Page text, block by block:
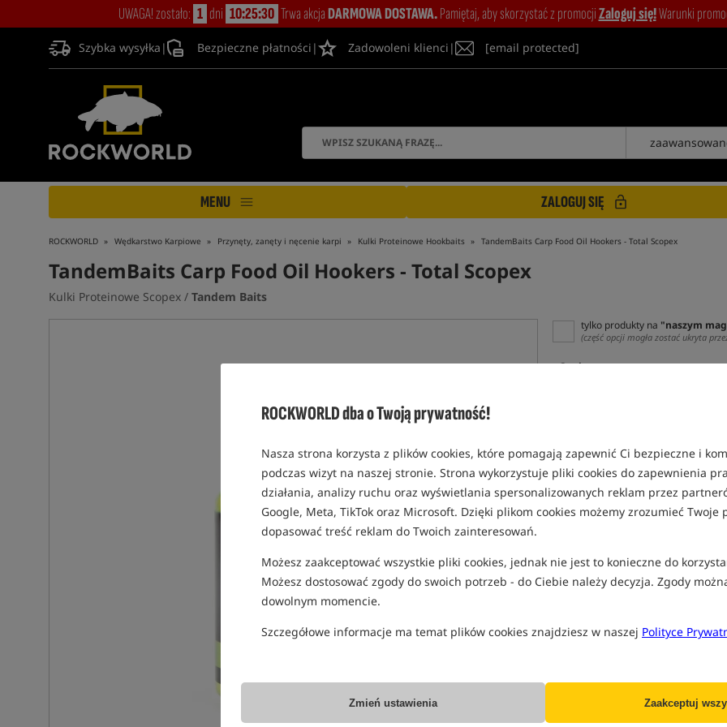
ROCKWORLD dba o Twoją prywatność!
Nasza strona korzysta z plików cookies, które pomagają zapewnić Ci bezpieczne i
podczas wizyt na naszej stronie. Strona wykorzystuje pliki cookies do zapewnienia
działania, analizy ruchu oraz wyświetlania spersonalizowanych reklam przez
Google, Meta, TikTok oraz Microsoft. Dzięki plikom cookies możemy zrozumieć Twoje
dopasować treść reklam do Twoich zainteresowań.
Możesz zaakceptować wszystkie pliki cookies, jednak nie jest to konieczne do
Możesz dostosować zgody do swoich potrzeb - do Ciebie należy decyzja. Zgody
dowolnym momencie.
Szczegółowe informacje ma temat plików cookies znajdziesz w naszej Polityce
Zmień ustawienia Zaakceptuj
UWAGA! zostało: 1 dni 10:25:30 Trwa akcjaDARMOWA DOSTAWA.Pamiętaj, aby skorzystać z promocjiZaloguj się!Warunki
Szybka wysyłka | Bezpieczne płatności | Zadowoleni klienci | [email protected]
MENU ZALOGUJ SIĘ
ROCKWORLD Wędkarstwo Karpiowe Przynęty, zanęty i nęcenie karpi Kulki Proteinowe Hookbaits TandemBaits Carp Food Oil Hookers - Total Scopex
TandemBaits Carp Food Oil Hookers - Total Scopex
Kulki Proteinowe Scopex / Tandem Baits
tylko produkty na "naszym
(część opcji mogła zostać ukryta
Opcja
0,13
SPODZIEWANA WYSYŁKA
rozmiar 18 mm / 120g
EAN: 5907666676578
0,17